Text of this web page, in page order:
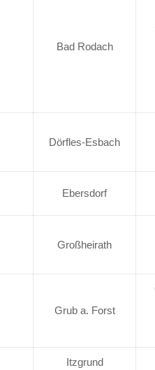
Bad Rodach
Dörfles-Esbach
Ebersdorf
Großheirath
Grub a. Forst
Itzgrund